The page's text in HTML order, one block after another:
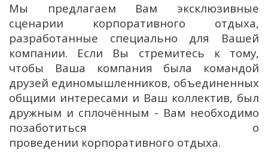
Мы предлагаем Вам эксклюзивные
сценарии корпоративного отдыха,
разработанные специально для Вашей
компании. Если Вы стремитесь к тому,
чтобы Ваша компания была командой
друзей единомышленников, объединенных
общими интересами и Ваш коллектив, был
дружным и сплочённым - Вам необходимо
позаботиться о
проведении корпоративного отдыха.